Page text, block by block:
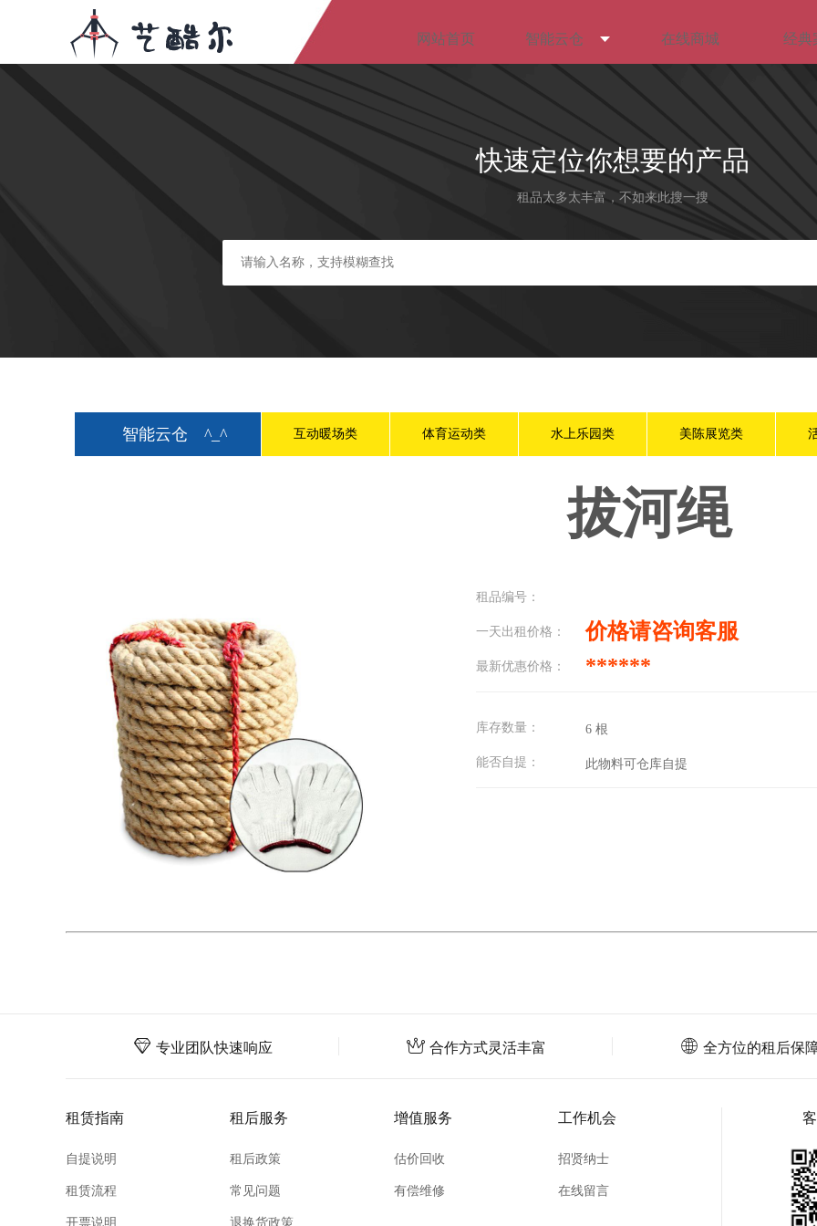
网站首页 智能云仓 在线商城 经典
快速定位你想要的产品
租品太多太丰富，不如来此搜一搜
智能云仓 ^_^ 互动暖场类 体育运动类 水上乐园类 美陈展览类
拔河绳
租品编号：
一天出租价格： 价格请咨询客服
最新优惠价格： ******
库存数量： 6 根
能否自提： 此物料可仓库自提
专业团队快速响应 合作方式灵活丰富 全方位的租后保
租赁指南
自提说明
租赁流程
开票说明
租后服务
租后政策
常见问题
退换货政策
增值服务
估价回收
有偿维修
工作机会
招贤纳士
在线留言